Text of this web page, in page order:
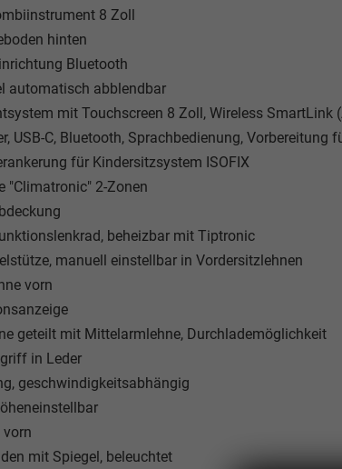
8 Zoll
hinten
Bluetooth
automatisch abblendbar
mit Touchscreen 8 Zoll, Wireless SmartLink
USB-C, Bluetooth, Sprachbedienung, Vorbereitung
für Kindersitzsystem ISOFIX
"Climatronic" 2-Zonen
beheizbar mit Tiptronic
manuell einstellbar in Vordersitzlehnen
vorn
geteilt mit Mittelarmlehne, Durchlademöglichkeit
in Leder
geschwindigkeitsabhängig
mit Spiegel, beleuchtet